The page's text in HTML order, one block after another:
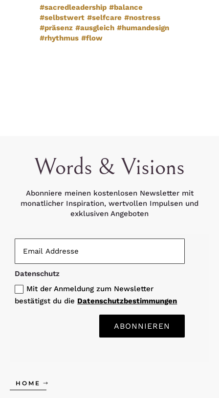
#sacredleadership #balance
#selbstwert #selfcare #nostress
#präsenz #ausgleich #humandesign
#rhythmus #flow
Words & Visions
Abonniere meinen kostenlosen Newsletter mit
monatlicher Inspiration, wertvollen Impulsen und
exklusiven Angeboten
Datenschutz
Mit der Anmeldung zum Newsletter
bestätigst du die Datenschutzbestimmungen
ABONNIEREN
HOME